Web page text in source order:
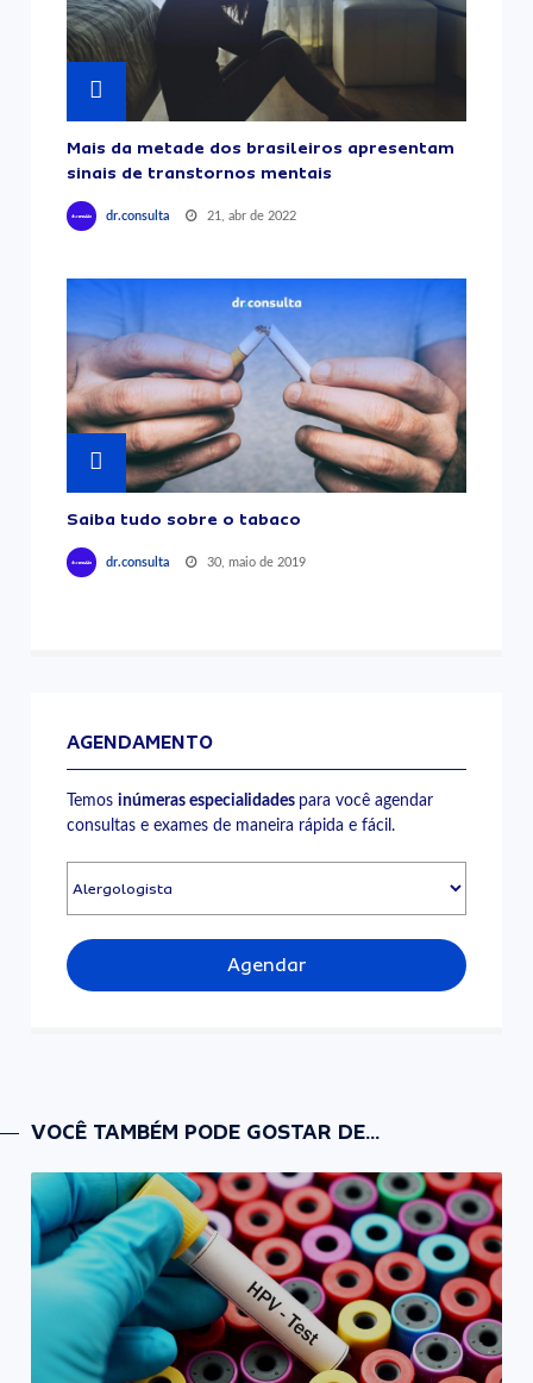
Mais da metade dos brasileiros apresentam
sinais de transtornos mentais
dr.consulta 21, abr de 2022
Saiba tudo sobre o tabaco
dr.consulta 30, maio de 2019
AGENDAMENTO
Temosinúmeras especialidades para você agendar
consultas e exames de maneira rápida e fácil.
Agendar
VOCÊ TAMBÉM PODE GOSTAR DE...